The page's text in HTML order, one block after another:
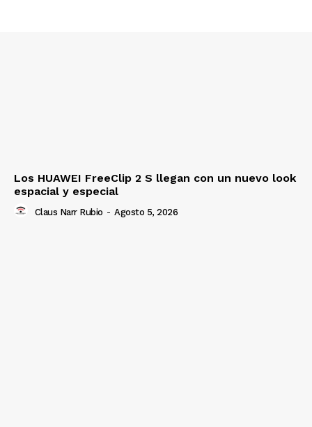
Los HUAWEI FreeClip 2 S llegan con un nuevo look
espacial y especial
Claus Narr Rubio - Agosto 5, 2026